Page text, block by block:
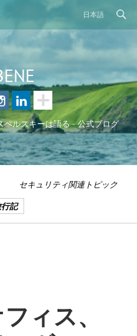
日本語
ペルスキーは語る - 公式ブログ
セキュリティ関連トピック
記
ィス、